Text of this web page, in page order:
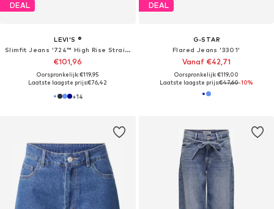
DEAL
LEVI'S ®
Slimfit Jeans '724™ High Rise Straight'
€101,96
Oorspronkelijk: €119,95
Laatste laagste prijs:€76,42
+14
DEAL
G-STAR
Flared Jeans '3301'
Vanaf €42,71
Oorspronkelijk: €119,00
Laatste laagste prijs:€47,60-10%